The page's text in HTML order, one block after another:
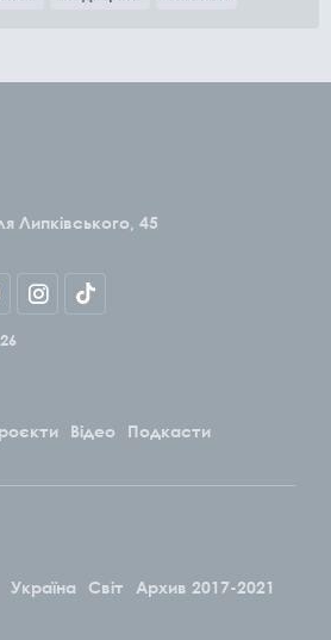
Липківського, 45
Відео
Подкасти
Україна Світ Архив 2017-2021